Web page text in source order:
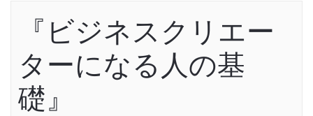
『ビジネスクリエー
ターになる人の基
礎』